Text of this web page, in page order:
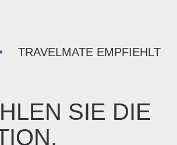
TRAVELMATE EMPFIEHLT
SIE DIE